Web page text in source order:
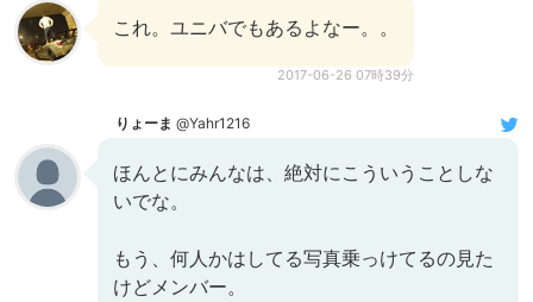
これ。ユニバでもあるよなー。。
2017-06-26 07時39分
りょーま @Yahr1216
ほんとにみんなは、絶対にこういうことしな
いでな。
もう、何人かはしてる写真乗っけてるの見た
けどメンバー。